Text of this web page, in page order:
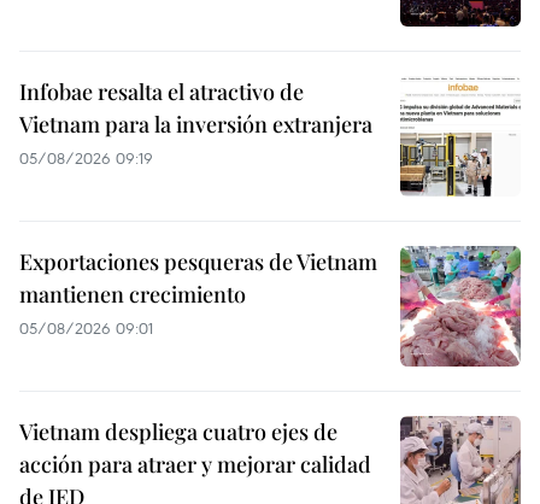
Infobae resalta el atractivo de
Vietnam para la inversión extranjera
05/08/2026 09:19
Exportaciones pesqueras de Vietnam
mantienen crecimiento
05/08/2026 09:01
Vietnam despliega cuatro ejes de
acción para atraer y mejorar calidad
de IED